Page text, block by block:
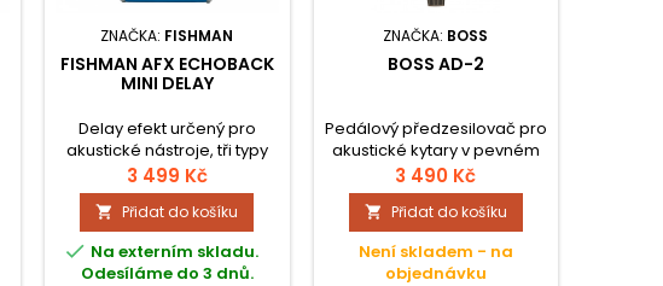
ZNAČKA: FISHMAN
FISHMAN AFX ECHOBACK
MINI DELAY
Delay efekt určený pro
akustické nástroje, tři typy
zpoždění (Analog, Digital,
Tape), tap tempo, true
bypass.
3 499 Kč
 Přidat do košíku
 Na externím skladu.
Odesíláme do 3 dnů.
ZNAČKA: BOSS
BOSS AD-2
Pedálový předzesilovač pro
akustické kytary v pevném
kovovém těle disponující
parametry Ambience,
Acoustic Resonance, Notch.
3 490 Kč
 Přidat do košíku
Není skladem - na
objednávku